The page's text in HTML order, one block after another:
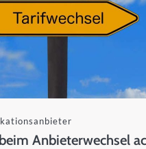
Anbieterwechsel